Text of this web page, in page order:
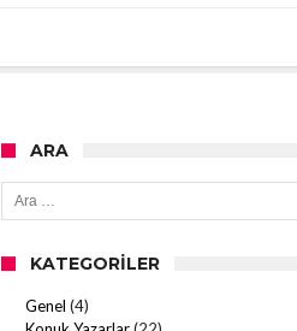
ARA
Arama:
KATEGORILER
Genel (4)